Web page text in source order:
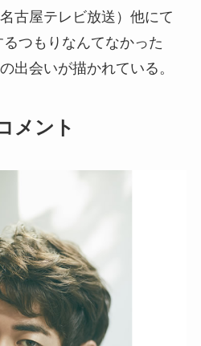
古屋テレビ放送）他にて
つもりなんてなかった
出会いが描かれている。
メント